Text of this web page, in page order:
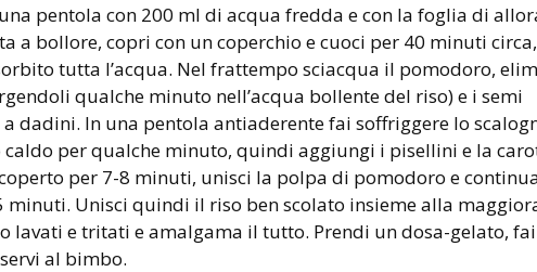
pentola con 200 ml di acqua fredda e con la foglia di
a bollore, copri con un coperchio e cuoci per 40 minuti circa,
tutta l’acqua. Nel frattempo sciacqua il pomodoro,
qualche minuto nell’acqua bollente del riso) e i semi
dadini. In una pentola antiaderente fai soffriggere lo
caldo per qualche minuto, quindi aggiungi i pisellini e la
per 7-8 minuti, unisci la polpa di pomodoro e
minuti. Unisci quindi il riso ben scolato insieme alla
lavati e tritati e amalgama il tutto. Prendi un dosa-gelato, fai
al bimbo.